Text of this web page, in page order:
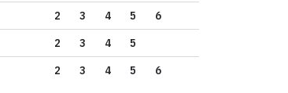
2 3 4 5
6
2 3 4
5
2 3 4 5 6